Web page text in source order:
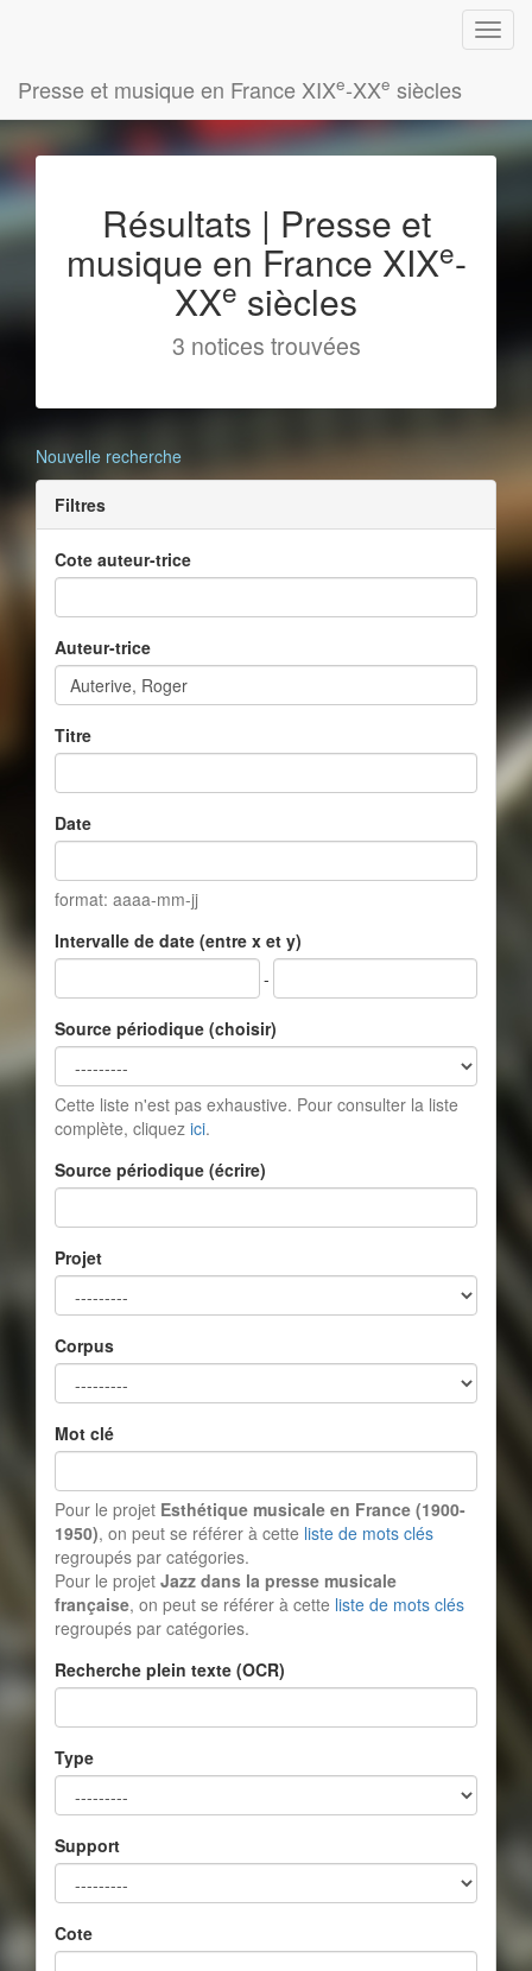
Presse et musique en France XIXe-XXe siècles
Résultats | Presse et
musique en France XIXe-
XXe siècles
3 notices trouvées
Nouvelle recherche
Filtres
Cote auteur-trice
Auteur-trice
Titre
Date
format: aaaa-mm-jj
Intervalle de date (entre x et y)
-
Source périodique (choisir)
Cette liste n'est pas exhaustive. Pour consulter la liste
complète, cliquez ici.
Source périodique (écrire)
Projet
Corpus
Mot clé
Pour le projet Esthétique musicale en France (1900-
1950), on peut se référer à cette liste de mots clés
regroupés par catégories.
Pour le projet Jazz dans la presse musicale
française, on peut se référer à cette liste de mots clés
regroupés par catégories.
Recherche plein texte (OCR)
Type
Support
Cote